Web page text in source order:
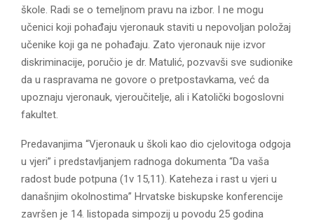
škole. Radi se o temeljnom pravu na izbor. I ne mogu
učenici koji pohađaju vjeronauk staviti u nepovoljan položaj
učenike koji ga ne pohađaju. Zato vjeronauk nije izvor
diskriminacije, poručio je dr. Matulić, pozvavši sve sudionike
da u raspravama ne govore o pretpostavkama, već da
upoznaju vjeronauk, vjeroučitelje, ali i Katolički bogoslovni
fakultet.
Predavanjima “Vjeronauk u školi kao dio cjelovitoga odgoja
u vjeri” i predstavljanjem radnoga dokumenta “Da vaša
radost bude potpuna (1v 15,11). Kateheza i rast u vjeri u
današnjim okolnostima” Hrvatske biskupske konferencije
završen je 14. listopada simpozij u povodu 25 godina